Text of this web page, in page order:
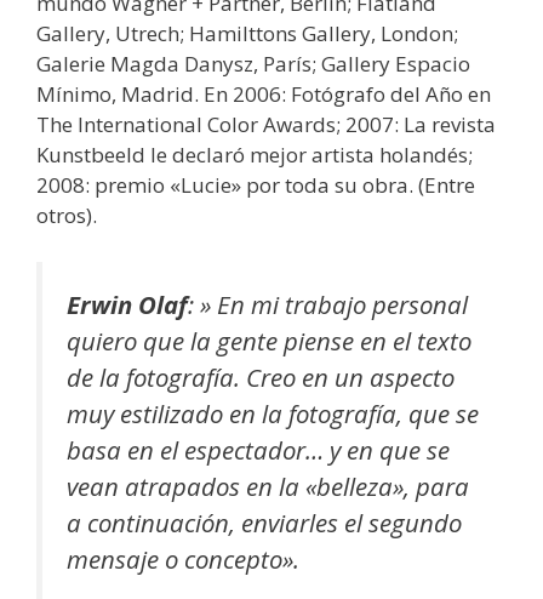
Gallery, Utrech; Hamilttons Gallery, London;
Galerie Magda Danysz, París; Gallery Espacio
Mínimo, Madrid. En 2006: Fotógrafo del Año en
The International Color Awards; 2007: La revista
Kunstbeeld le declaró mejor artista holandés;
2008: premio «Lucie» por toda su obra. (Entre
otros).
Erwin Olaf:» En mi trabajo personal
quiero que la gente piense en el texto
de la fotografía. Creo en un aspecto
muy estilizado en la fotografía, que se
basa en el espectador… y en que se
vean atrapados en la «belleza», para
a continuación, enviarles el segundo
mensaje o concepto».